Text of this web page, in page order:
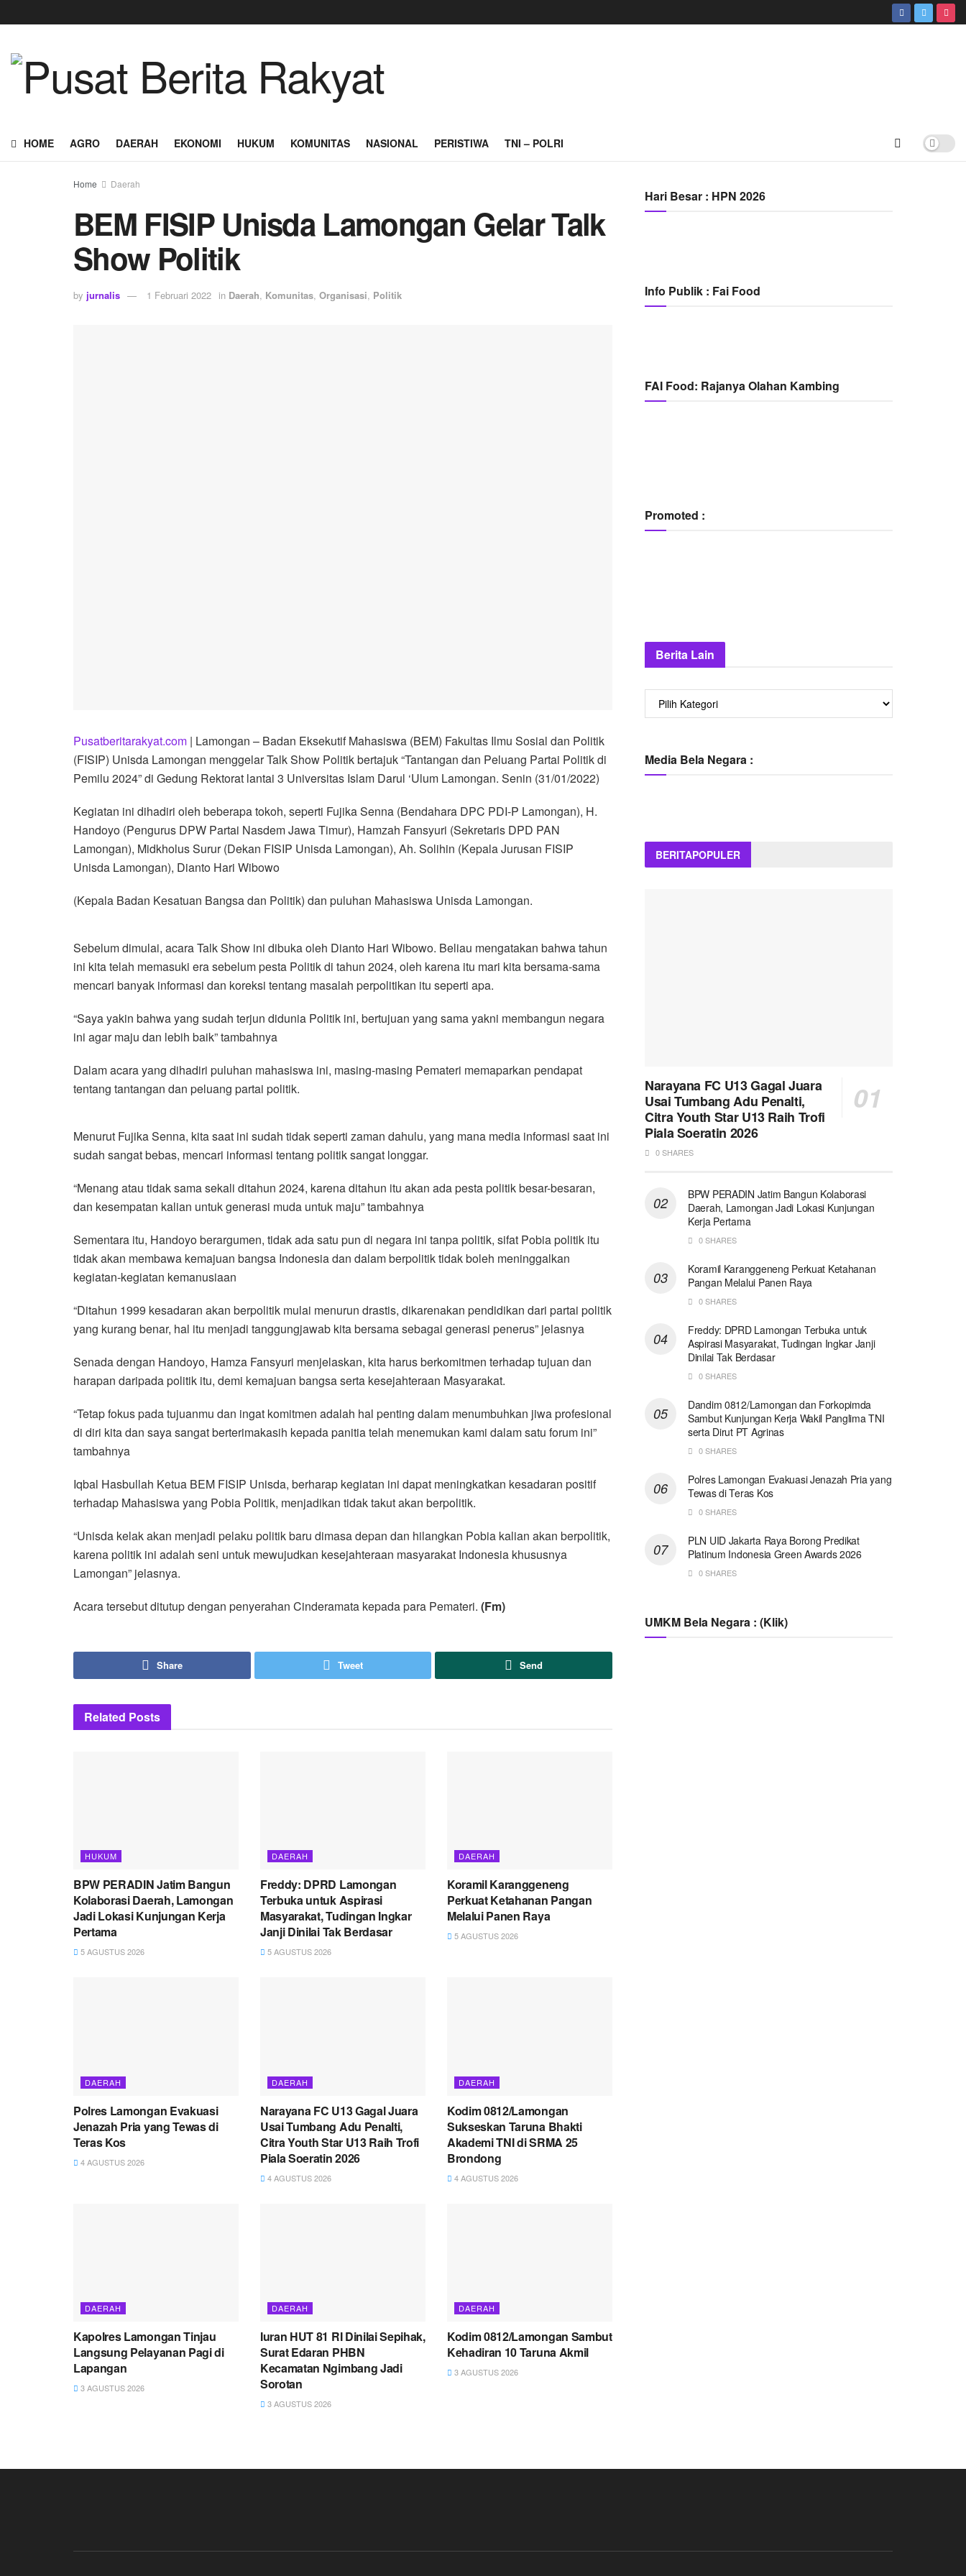
HOME AGRO DAERAH EKONOMI HUKUM KOMUNITAS NASIONAL PERISTIWA TNI – POLRI
Home Daerah
BEM FISIP Unisda Lamongan Gelar Talk
Show Politik
by jurnalis 1 Februari 2022 in Daerah, Komunitas, Organisasi, Politik
Pusatberitarakyat.com | Lamongan – Badan Eksekutif Mahasiswa (BEM) Fakultas Ilmu Sosial dan Politik
(FISIP) Unisda Lamongan menggelar Talk Show Politik bertajuk “Tantangan dan Peluang Partai Politik di
Pemilu 2024” di Gedung Rektorat lantai 3 Universitas Islam Darul ‘Ulum Lamongan. Senin (31/01/2022)
Kegiatan ini dihadiri oleh beberapa tokoh, seperti Fujika Senna (Bendahara DPC PDI-P Lamongan), H.
Handoyo (Pengurus DPW Partai Nasdem Jawa Timur), Hamzah Fansyuri (Sekretaris DPD PAN
Lamongan), Midkholus Surur (Dekan FISIP Unisda Lamongan), Ah. Solihin (Kepala Jurusan FISIP
Unisda Lamongan), Dianto Hari Wibowo
(Kepala Badan Kesatuan Bangsa dan Politik) dan puluhan Mahasiswa Unisda Lamongan.
Sebelum dimulai, acara Talk Show ini dibuka oleh Dianto Hari Wibowo. Beliau mengatakan bahwa tahun
ini kita telah memasuki era sebelum pesta Politik di tahun 2024, oleh karena itu mari kita bersama-sama
mencari banyak informasi dan koreksi tentang masalah perpolitikan itu seperti apa.
“Saya yakin bahwa yang sudah terjun didunia Politik ini, bertujuan yang sama yakni membangun negara
ini agar maju dan lebih baik” tambahnya
Dalam acara yang dihadiri puluhan mahasiswa ini, masing-masing Pemateri memaparkan pendapat
tentang tantangan dan peluang partai politik.
Menurut Fujika Senna, kita saat ini sudah tidak seperti zaman dahulu, yang mana media informasi saat ini
sudah sangat bebas, mencari informasi tentang politik sangat longgar.
“Menang atau tidak sama sekali ditahun 2024, karena ditahun itu akan ada pesta politik besar-besaran,
dan kesempatan kalian untuk generasi muda untuk maju” tambahnya
Sementara itu, Handoyo berargumen, tidak ada satu pun di negara ini tanpa politik, sifat Pobia politik itu
tidak akan membawa kemajuan bangsa Indonesia dan dalam berpolitik tidak boleh meninggalkan
kegiatan-kegiatan kemanusiaan
“Ditahun 1999 kesadaran akan berpolitik mulai menurun drastis, dikarenakan pendidikan dari partai politik
yang kurang benar, hal itu menjadi tanggungjawab kita bersama sebagai generasi penerus” jelasnya
Senada dengan Handoyo, Hamza Fansyuri menjelaskan, kita harus berkomitmen terhadap tujuan dan
harapan daripada politik itu, demi kemajuan bangsa serta kesejahteraan Masyarakat.
“Tetap fokus pada tujuanmu dan ingat komitmen adalah hal penting dalam menumbuhkan jiwa profesional
di diri kita dan saya sangat berterimakasih kepada panitia telah menemukan kami dalam satu forum ini”
tambahnya
Iqbal Hasbullah Ketua BEM FISIP Unisda, berharap kegiatan ini dapat meningkatkan kesadaran positif
terhadap Mahasiswa yang Pobia Politik, menjadikan tidak takut akan berpolitik.
“Unisda kelak akan menjadi pelaku politik baru dimasa depan dan hilangkan Pobia kalian akan berpolitik,
karena politik ini adalah seni untuk mewujudkan kesejahteraan masyarakat Indonesia khususnya
Lamongan” jelasnya.
Acara tersebut ditutup dengan penyerahan Cinderamata kepada para Pemateri. (Fm)
Share Tweet Send
Related Posts
HUKUM
BPW PERADIN Jatim Bangun
Kolaborasi Daerah, Lamongan
Jadi Lokasi Kunjungan Kerja
Pertama
5 AGUSTUS 2026
DAERAH
Freddy: DPRD Lamongan
Terbuka untuk Aspirasi
Masyarakat, Tudingan Ingkar
Janji Dinilai Tak Berdasar
5 AGUSTUS 2026
DAERAH
Koramil Karanggeneng
Perkuat Ketahanan Pangan
Melalui Panen Raya
5 AGUSTUS 2026
DAERAH
Polres Lamongan Evakuasi
Jenazah Pria yang Tewas di
Teras Kos
4 AGUSTUS 2026
DAERAH
Narayana FC U13 Gagal Juara
Usai Tumbang Adu Penalti,
Citra Youth Star U13 Raih Trofi
Piala Soeratin 2026
4 AGUSTUS 2026
DAERAH
Kodim 0812/Lamongan
Sukseskan Taruna Bhakti
Akademi TNI di SRMA 25
Brondong
4 AGUSTUS 2026
DAERAH
Kapolres Lamongan Tinjau
Langsung Pelayanan Pagi di
Lapangan
3 AGUSTUS 2026
DAERAH
Iuran HUT 81 RI Dinilai Sepihak,
Surat Edaran PHBN
Kecamatan Ngimbang Jadi
Sorotan
3 AGUSTUS 2026
DAERAH
Kodim 0812/Lamongan Sambut
Kehadiran 10 Taruna Akmil
3 AGUSTUS 2026
Hari Besar : HPN 2026
Info Publik : Fai Food
FAI Food: Rajanya Olahan Kambing
Promoted :
Berita Lain
Berita
Media Bela Negara :
BERITAPOPULER
Narayana FC U13 Gagal Juara
Usai Tumbang Adu Penalti,
Citra Youth Star U13 Raih Trofi
Piala Soeratin 2026
0 SHARES
BPW PERADIN Jatim Bangun Kolaborasi
Daerah, Lamongan Jadi Lokasi Kunjungan
Kerja Pertama
0 SHARES
Koramil Karanggeneng Perkuat Ketahanan
Pangan Melalui Panen Raya
0 SHARES
Freddy: DPRD Lamongan Terbuka untuk
Aspirasi Masyarakat, Tudingan Ingkar Janji
Dinilai Tak Berdasar
0 SHARES
Dandim 0812/Lamongan dan Forkopimda
Sambut Kunjungan Kerja Wakil Panglima TNI
serta Dirut PT Agrinas
0 SHARES
Polres Lamongan Evakuasi Jenazah Pria yang
Tewas di Teras Kos
0 SHARES
PLN UID Jakarta Raya Borong Predikat
Platinum Indonesia Green Awards 2026
0 SHARES
UMKM Bela Negara : (Klik)